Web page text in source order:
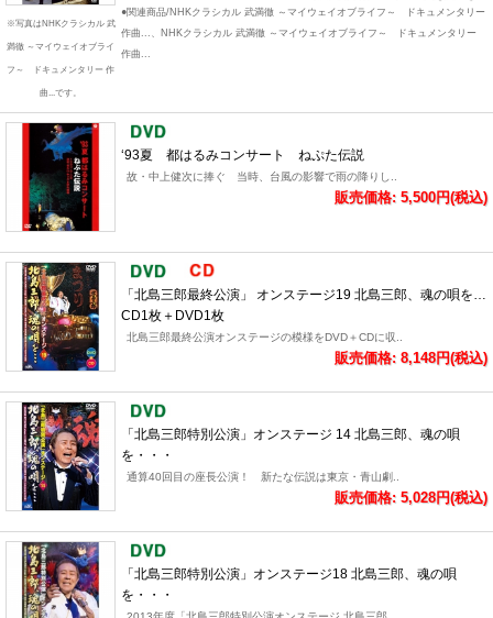
※写真はNHKクラシカル 武
満徹 ～マイウェイオブライ
フ～ ドキュメンタリー 作
曲...です。
●関連商品/NHKクラシカル 武満徹 ～マイウェイオブライフ～ ドキュメンタリー
作曲...、NHKクラシカル 武満徹 ～マイウェイオブライフ～ ドキュメンタリー
作曲...
‘93夏 都はるみコンサート ねぷた伝説
故・中上健次に捧ぐ 当時、台風の影響で雨の降りし..
販売価格: 5,500円(税込)
「北島三郎最終公演」 オンステージ19 北島三郎、魂の唄を…
CD1枚＋DVD1枚
北島三郎最終公演オンステージの模様をDVD＋CDに収..
販売価格: 8,148円(税込)
「北島三郎特別公演」オンステージ 14 北島三郎、魂の唄
を・・・
通算40回目の座長公演！ 新たな伝説は東京・青山劇..
販売価格: 5,028円(税込)
「北島三郎特別公演」オンステージ18 北島三郎、魂の唄
を・・・